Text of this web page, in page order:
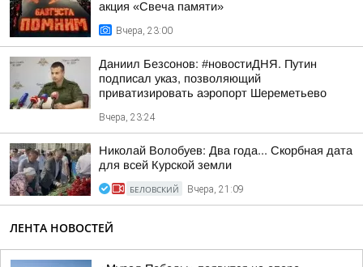
акция «Свеча памяти»
Вчера, 23:00
Даниил Безсонов: #новостиДНЯ. Путин
подписал указ, позволяющий
приватизировать аэропорт Шереметьево
Вчера, 23:24
Николай Волобуев: Два года... Скорбная дата
для всей Курской земли
БЕЛОВСКИЙ Вчера, 21:09
ЛЕНТА НОВОСТЕЙ